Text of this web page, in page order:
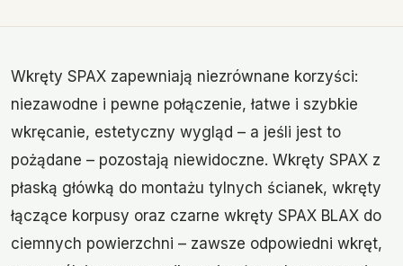
Wkręty SPAX zapewniają niezrównane korzyści:
niezawodne i pewne połączenie, łatwe i szybkie
wkręcanie, estetyczny wygląd – a jeśli jest to
pożądane – pozostają niewidoczne. Wkręty SPAX z
płaską główką do montażu tylnych ścianek, wkręty
łączące korpusy oraz czarne wkręty SPAX BLAX do
ciemnych powierzchni – zawsze odpowiedni wkręt,